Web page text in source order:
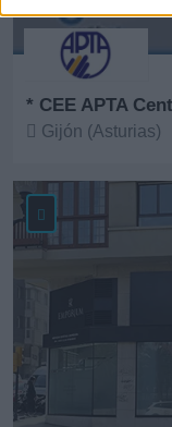
* CEE APTA
Gijón (Asturias)